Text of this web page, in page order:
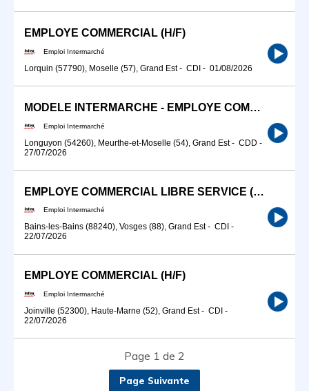
EMPLOYE COMMERCIAL (H/F)
Emploi Intermarché
Lorquin (57790), Moselle (57), Grand Est- CDI - 01/08/2026
MODELE INTERMARCHE - EMPLOYE COMMERCIAL (H/F)
Emploi Intermarché
Longuyon (54260), Meurthe-et-Moselle (54), Grand Est- CDD -
27/07/2026
EMPLOYE COMMERCIAL LIBRE SERVICE (H/F)
Emploi Intermarché
Bains-les-Bains (88240), Vosges (88), Grand Est- CDI -
22/07/2026
EMPLOYE COMMERCIAL (H/F)
Emploi Intermarché
Joinville (52300), Haute-Marne (52), Grand Est- CDI -
22/07/2026
Page 1 de 2
Page Suivante